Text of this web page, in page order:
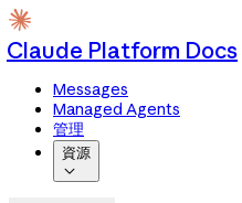
Claude Platform Docs
Messages
Managed Agents
管理
資源
